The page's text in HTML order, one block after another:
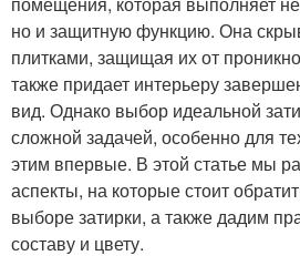
но и защитную функцию. Она
плитками, защищая их от
также придает интерьеру
вид. Однако выбор идеальной
сложной задачей, особенно для
этим впервые. В этой статье мы
аспекты, на которые стоит
выборе затирки, а также дадим
составу и цвету.